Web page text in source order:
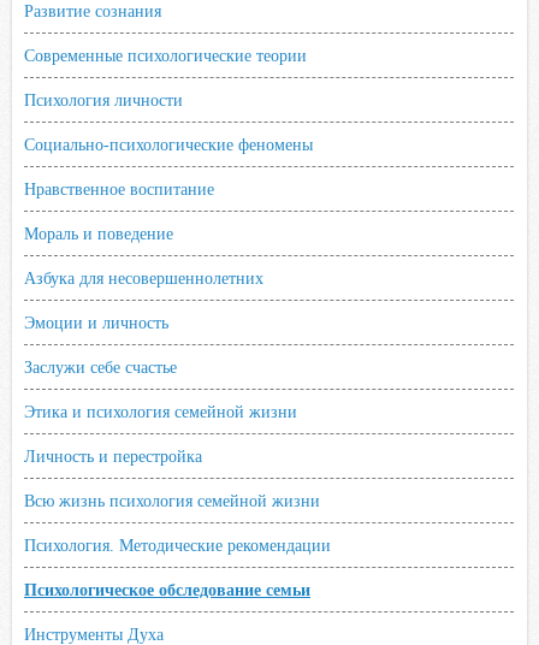
Развитие сознания
Современные психологические теории
Психология личности
Социально-психологические феномены
Нравственное воспитание
Мораль и поведение
Азбука для несовершеннолетних
Эмоции и личность
Заслужи себе счастье
Этика и психология семейной жизни
Личность и перестройка
Всю жизнь психология семейной жизни
Психология. Методические рекомендации
Психологическое обследование семьи
Инструменты Духа